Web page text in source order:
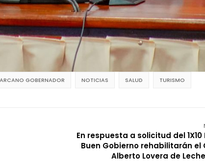
GOBERNADOR NOTICIAS SALUD TURISMO
En respuesta a solicitud del 1X10
Buen Gobierno rehabilitarán el
Alberto Lovera de